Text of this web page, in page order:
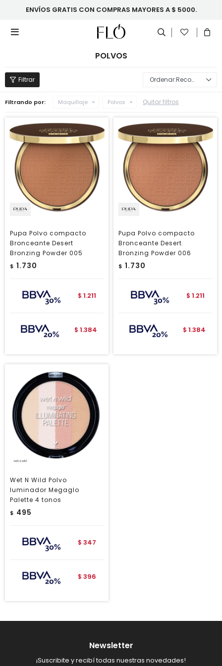
ENVÍOS GRATIS CON COMPRAS MAYORES A $ 5000.

POLVOS
Recomendados
Filtrando por: Maquillaje Polvos Quitar filtros
Pupa Polvo compacto
Bronceante Desert
Bronzing Powder 005
$ 1.730
$ 1.211
$ 1.384
Pupa Polvo compacto
Bronceante Desert
Bronzing Powder 006
$ 1.730
$ 1.211
$ 1.384
Wet N Wild Polvo
Iuminador Megaglo
Palette 4 tonos
$ 495
$ 347
$ 396
Newsletter
¡Suscribite y recibí todas nuestras novedades!